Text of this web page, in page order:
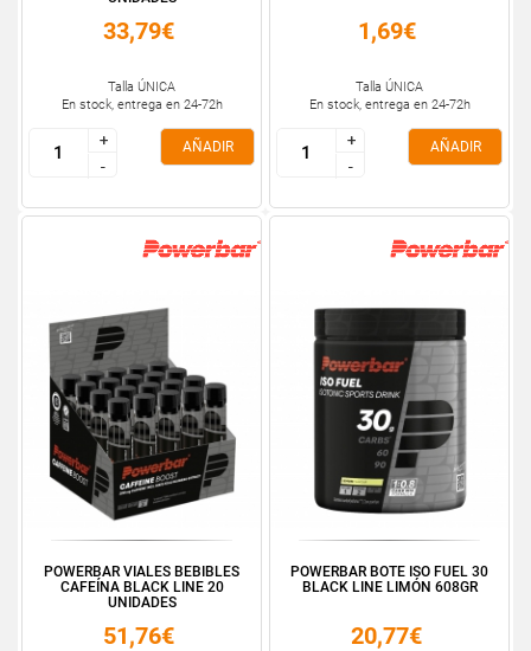
33,79€
Talla ÚNICA
En stock, entrega en 24-72h
+
-
+
-
AÑADIR
1,69€
Talla ÚNICA
En stock, entrega en 24-72h
+
-
+
-
AÑADIR
POWERBAR VIALES BEBIBLES
CAFEÍNA BLACK LINE 20
UNIDADES
51,76€
POWERBAR BOTE ISO FUEL 30
BLACK LINE LIMÓN 608GR
20,77€